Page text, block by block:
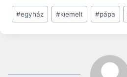
Post
Tags:
#egyház #kiemelt #pápa